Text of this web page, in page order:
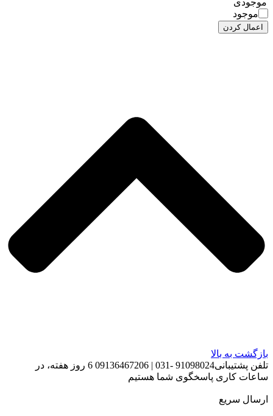
موجود
اعمال کردن
بازگشت به بالا
تلفن پشتیبانی91098024 -031 | 09136467206 6 روز هفته، در
ساعات کاری پاسخگوی شما هستیم
ارسال سریع